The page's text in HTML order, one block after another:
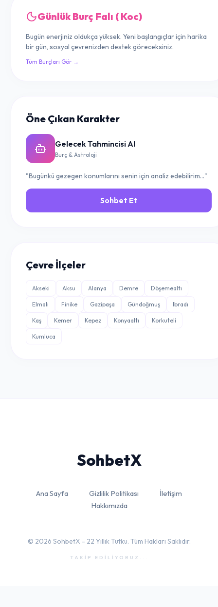
Günlük Burç Falı ( Koc)
Bugün enerjiniz oldukça yüksek. Yeni başlangıçlar için harika
bir gün, sosyal çevrenizden destek göreceksiniz.
Tüm Burçları Gör →
Öne Çıkan Karakter
Gelecek Tahmincisi AI
Burç & Astroloji
"Bugünkü gezegen konumlarını senin için analiz edebilirim..."
Sohbet Et
Çevre İlçeler
Akseki Aksu Alanya Demre Döşemealtı
Elmalı Finike Gazipaşa Gündoğmuş Ibradı
Kaş Kemer Kepez Konyaaltı Korkuteli
Kumluca
SohbetX
Ana Sayfa Gizlilik Politikası
İletişim
Hakkımızda
© 2026 SohbetX - 22 Yıllık Tutku. Tüm Hakları Saklıdır.
TAKİP EDİLİYORUZ...